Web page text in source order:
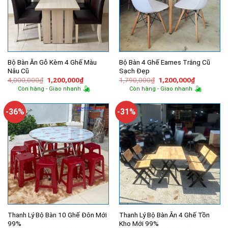
Bộ Bàn Ăn Gỗ Kèm 4 Ghế Màu
Nâu Cũ
4,000,000₫ Giá
gốc
là:
1,200,000₫Giá
hiện
tại
1,200,000₫.
Còn hàng - Giao nhanh
Bộ Bàn 4 Ghế Eames Trắng Cũ
Sạch Đẹp
1,790,000₫ Giá
gốc
là:
1,200,000₫Giá
hiện
tại
Còn hàng - Giao nhanh
-36%
Thanh Lý Bộ Bàn 10 Ghế Đôn Mới
99%
-31%
Thanh Lý Bộ Bàn Ăn 4 Ghế Tồn
Kho Mới 99%